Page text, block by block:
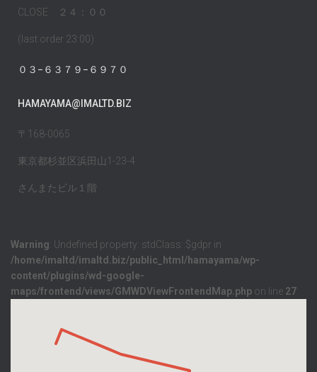
CLOSE ２４：００
(last order 23:00)
０３−６３７９−６９７０
HAMAYAMA@IMALTD.BIZ
〒168-0065
東京都杉並区浜田山1-23-4
さんまたビル１階
Warning: Undefined property: stdClass::$gdpr in
/home/imaltd/imaltd.biz/public_html/hamayama/wp-
content/plugins/wd-google-
maps/frontend/views/GMWDViewFrontendMap.php on line 27